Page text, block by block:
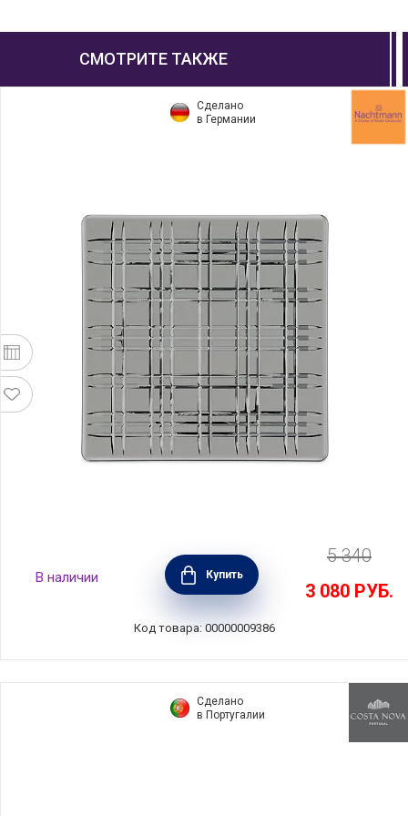
СМОТРИТЕ ТАКЖЕ
Сделано
в Германии
Блюдо квадратное Square 28х28 см,
хрусталь, цвет серый, Nachtmann, 101451
В наличии Купить
5 340
3 080 РУБ.
Код товара: 00000009386
Сделано
в Португалии